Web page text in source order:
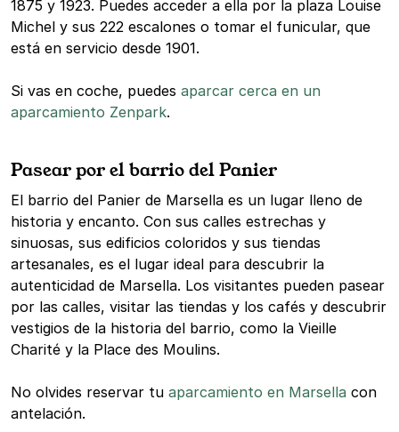
1875 y 1923. Puedes acceder a ella por la plaza Louise
Michel y sus 222 escalones o tomar el funicular, que
está en servicio desde 1901.
Si vas en coche, puedes aparcar cerca en un
aparcamiento Zenpark.
Pasear por el barrio del Panier
El barrio del Panier de Marsella es un lugar lleno de
historia y encanto. Con sus calles estrechas y
sinuosas, sus edificios coloridos y sus tiendas
artesanales, es el lugar ideal para descubrir la
autenticidad de Marsella. Los visitantes pueden pasear
por las calles, visitar las tiendas y los cafés y descubrir
vestigios de la historia del barrio, como la Vieille
Charité y la Place des Moulins.
No olvides reservar tu aparcamiento en Marsella con
antelación.